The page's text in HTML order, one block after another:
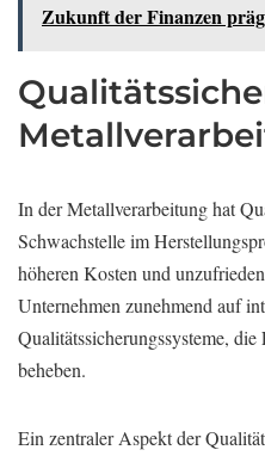
Zukunft der Finanzen
In der Metallverarbeitung hat
Schwachstelle im
höheren Kosten und
Unternehmen zunehmend auf
Qualitätssicherungssysteme,
beheben.
Ein zentraler Aspekt der